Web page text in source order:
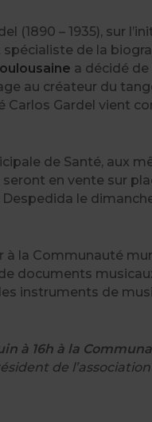
(1890 – 1935), sur
de la
a décidé de
au créateur du
Carlos Gardel vient
de Santé, aux
en vente sur
le
à la Communauté
documents
instruments de
à 16h à la
de